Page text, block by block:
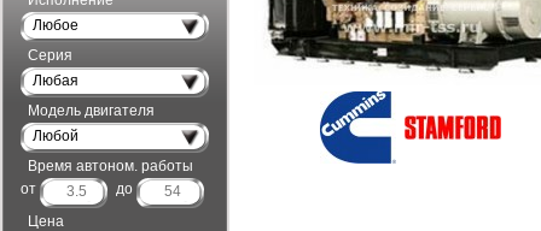
Любое
Серия
Любая
Модель двигателя
Любой
Время автоном. работы
от
до
Цена